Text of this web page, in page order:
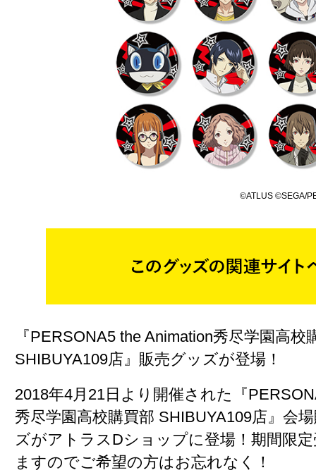
©ATLUS ©SEGA/
『PERSONA5 the Animation秀尽学園高校
SHIBUYA109店』販売グッズが登場！
2018年4月21日より開催された『
秀尽学園高校購買部 SHIBUYA109店』会
ズがアトラスDショップに登場！期間限
ますのでご希望の方はお忘れなく！